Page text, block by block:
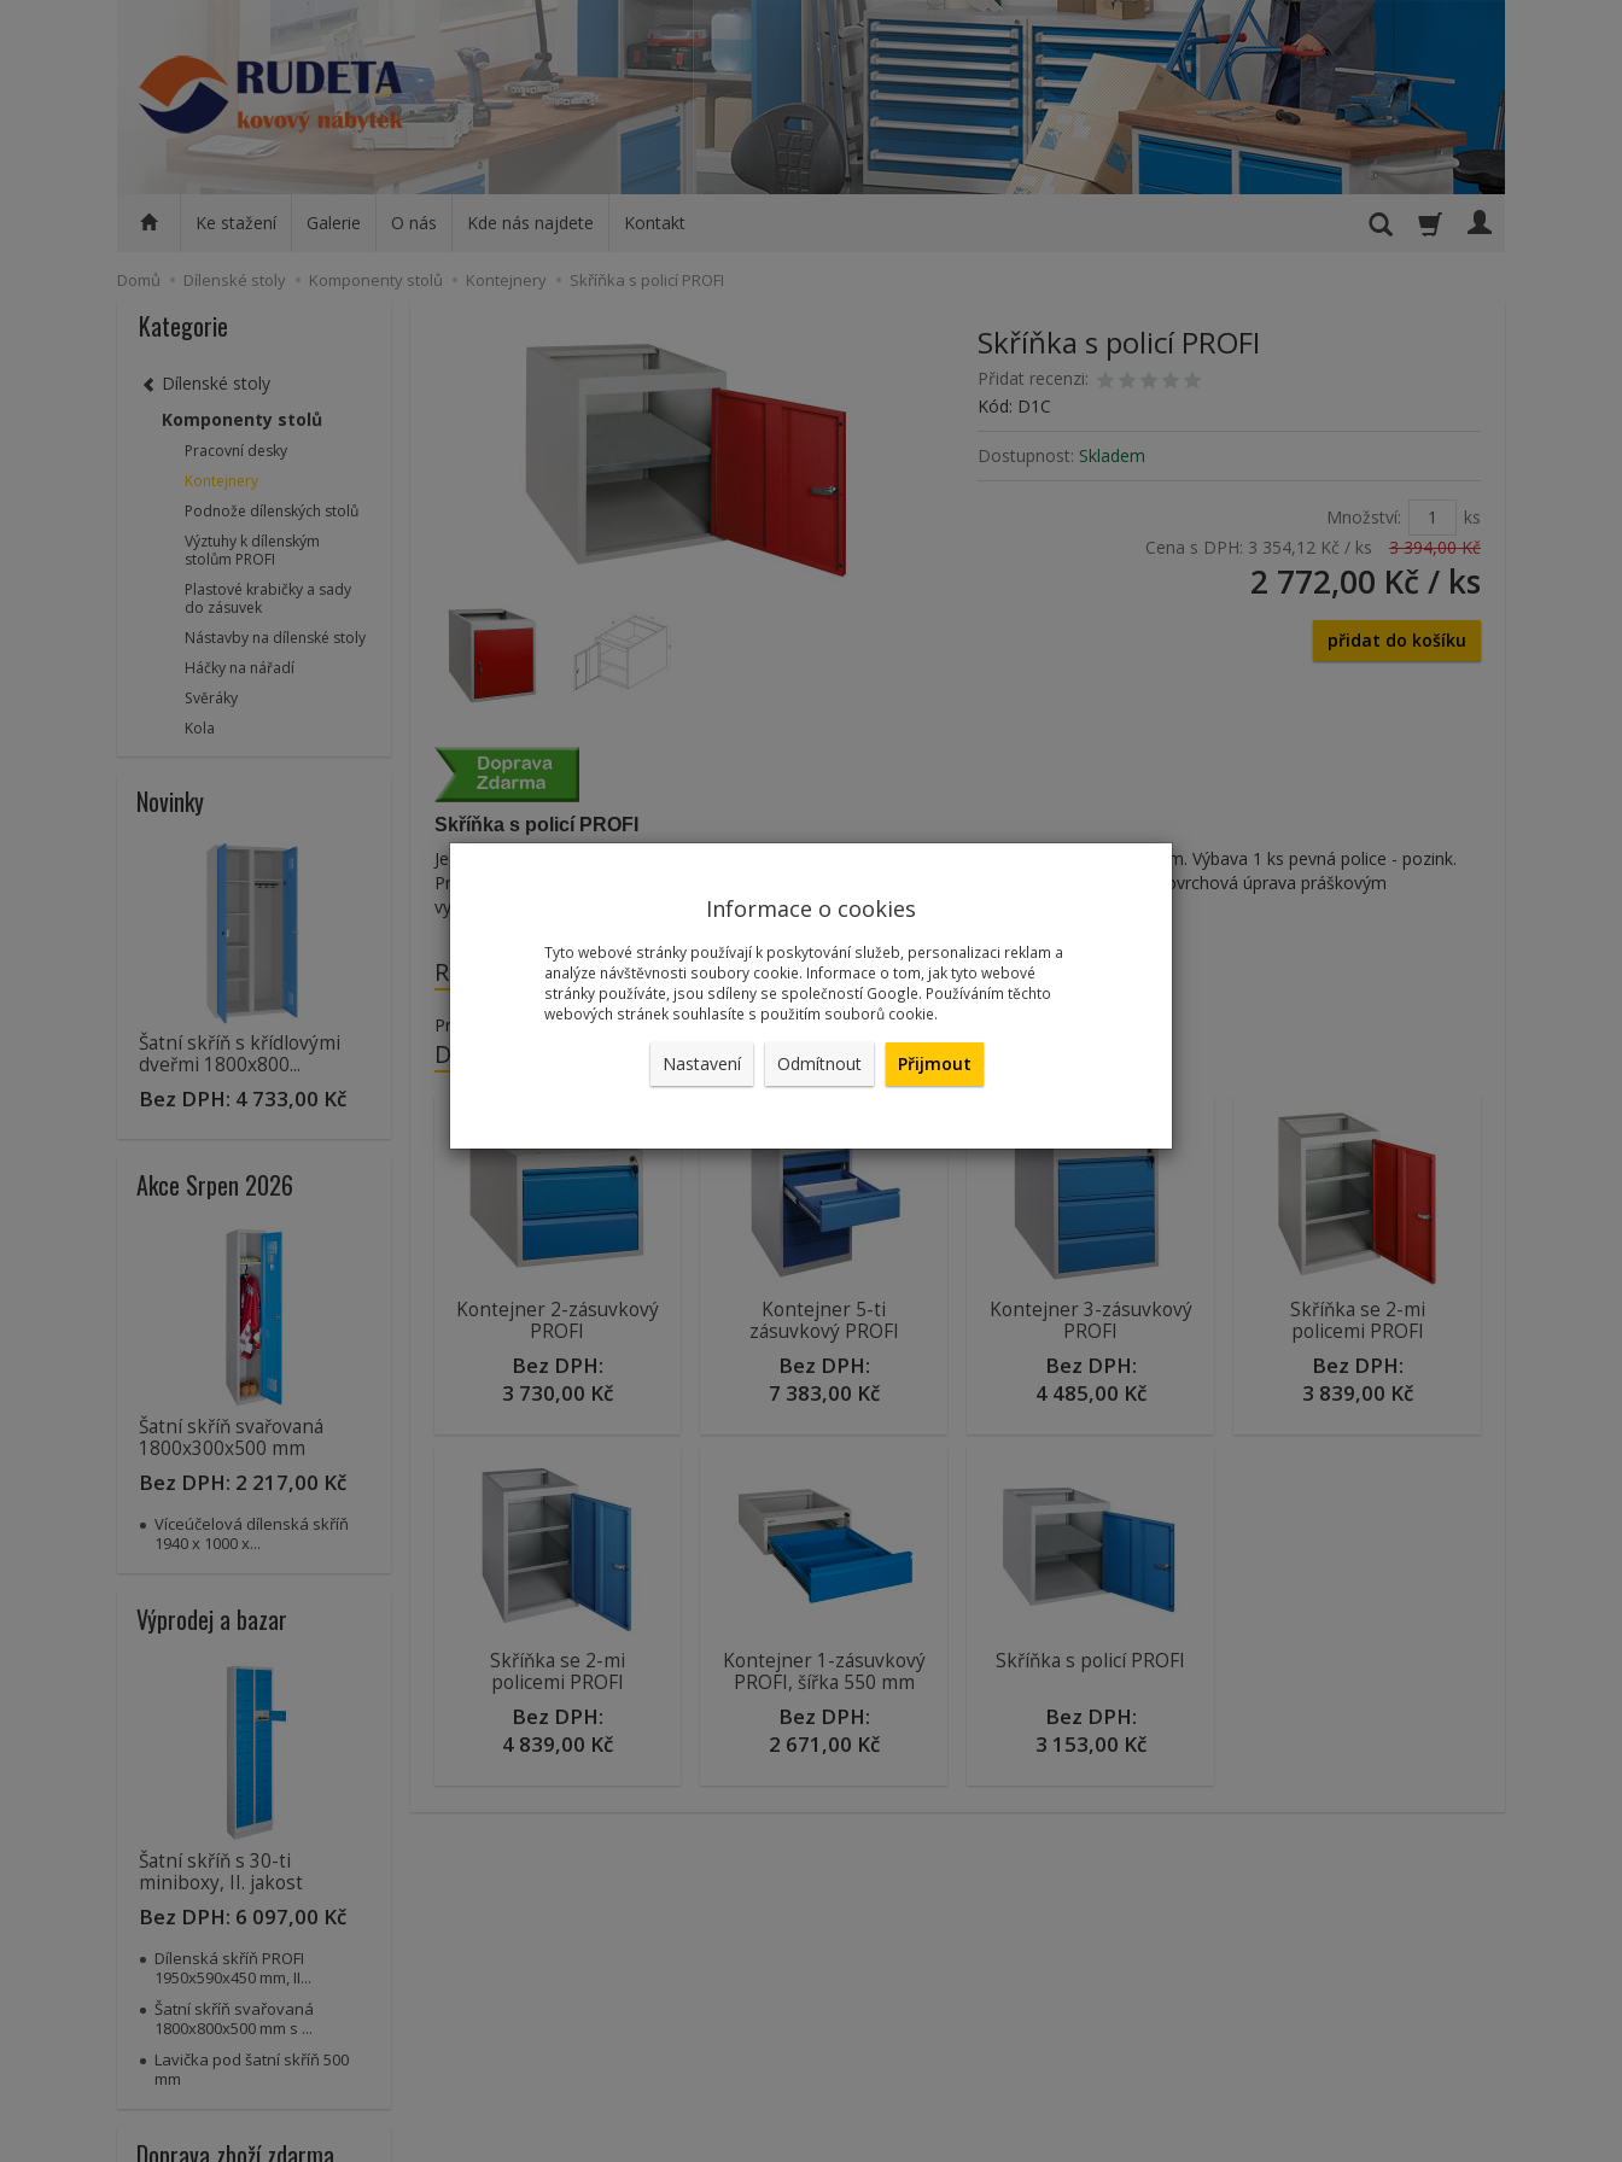
Ke stažení Galerie O nás Kde nás najdete Kontakt
Domů Dílenské stoly Komponenty stolů Kontejnery Skříňka s policí PROFI
Skříňka s policí PROFI
Přidat recenzi:
Kód: D1C
Dostupnost: Skladem
Množství:
ks
Cena s DPH: 3 354,12 Kč / ks 3 394,00 Kč
2 772,00 Kč / ks
přidat do košíku
Skříňka s policí PROFI
Jednodveřová závěsná skříňka pod pracovní stůl, vnější rozměry v x š x h = 530 x 461 x 600 mm. Výbava 1 ks pevná police - pozink.
Pravé/levé otevírání dvířek, lze zaměnit dle potřeby. Cylindrický bezpečnostní zámek, 2 klíče. Povrchová úprava práškovým
vypalovaným lakem - barva šedá/červená RAL 7035/3000.
Recenze
Produkt dosud nebyl recenzován.Přidat recenzi
Doporučené produkty
Kontejner 2-zásuvkový
PROFI
Bez DPH:
3 730,00 Kč
Kontejner 5-ti
zásuvkový PROFI
Bez DPH:
7 383,00 Kč
Kontejner 3-zásuvkový
PROFI
Bez DPH:
4 485,00 Kč
Skříňka se 2-mi
policemi PROFI
Bez DPH:
3 839,00 Kč
Skříňka se 2-mi
policemi PROFI
Bez DPH:
4 839,00 Kč
Kontejner 1-zásuvkový
PROFI, šířka 550 mm
Bez DPH:
2 671,00 Kč
Skříňka s policí PROFI
Bez DPH:
3 153,00 Kč
Kategorie
Dílenské stoly
Komponenty stolů
Pracovní desky
Kontejnery
Podnože dílenských stolů
Výztuhy k dílenským
stolům PROFI
Plastové krabičky a sady
do zásuvek
Nástavby na dílenské stoly
Háčky na nářadí
Svěráky
Kola
Novinky
Šatní skříň s křídlovými
dveřmi 1800x800...
Bez DPH: 4 733,00 Kč
Akce Srpen 2026
Šatní skříň svařovaná
1800x300x500 mm
Bez DPH: 2 217,00 Kč
Víceúčelová dílenská skříň
1940 x 1000 x...
Výprodej a bazar
Šatní skříň s 30-ti
miniboxy, II. jakost
Bez DPH: 6 097,00 Kč
Dílenská skříň PROFI
1950x590x450 mm, II...
Šatní skříň svařovaná
1800x800x500 mm s ...
Lavička pod šatní skříň 500
mm
Informace o cookies
Tyto webové stránky používají k poskytování služeb, personalizaci reklam a
analýze návštěvnosti soubory cookie. Informace o tom, jak tyto webové
stránky používáte, jsou sdíleny se společností Google. Používáním těchto
webových stránek souhlasíte s použitím souborů cookie.
Nastavení Odmítnout Přijmout